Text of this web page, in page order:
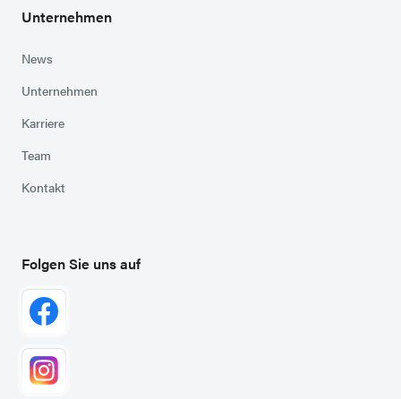
Unternehmen
News
Unternehmen
Karriere
Team
Kontakt
Folgen Sie uns auf
Zu Facebook
Zu Instagram